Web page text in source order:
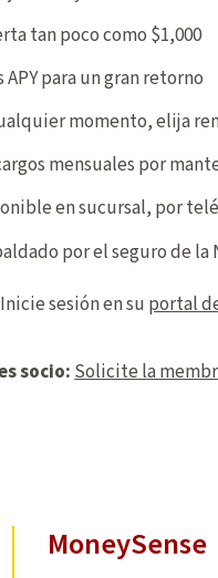
tan poco como $1,000
APY para un gran retorno
momento, elija
mensuales por
en sucursal, por
por el seguro de la
Inicie sesión en su portal
socio:Solicite la
MoneySense